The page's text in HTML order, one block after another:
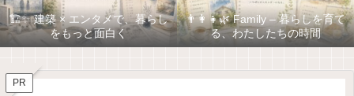
🏗️✨ 建築 × エンタメで、暮らし
をもっと面白く
👨‍👩‍👧🌿 Family – 暮らしを育て
る、わたしたちの時間
PR